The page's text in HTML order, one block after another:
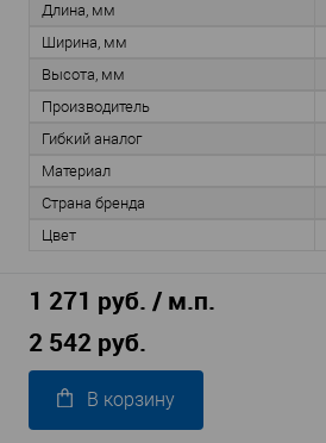
Длина, мм
Ширина, мм
Высота, мм
Производитель
Гибкий аналог
Материал
Страна бренда
Цвет
1 271 руб. / м.п.
2 542 руб.
В корзину